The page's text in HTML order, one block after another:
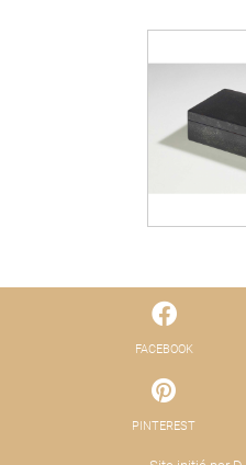
FACEBOOK
PINTEREST